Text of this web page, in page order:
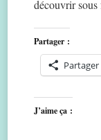
découvrir sous
Partager :
Partager
J’aime ça :